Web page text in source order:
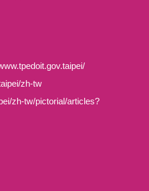
zh-tw
zh-tw/pictorial/articles?